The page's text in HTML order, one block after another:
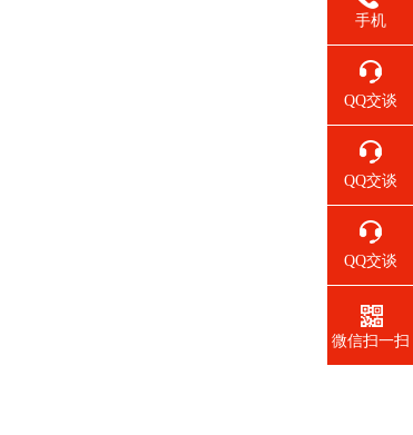
手机
QQ交谈
QQ交谈
QQ交谈
微信扫一扫